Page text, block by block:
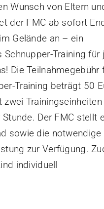
Wunsch von Eltern
der FMC ab sofort
Gelände an – ein
Schnupper-Training für
Die Teilnahmegebühr
Training beträgt 50
zwei Trainingseinheiten
Der FMC stellt
sowie die notwendige
zur Verfügung.
individuell